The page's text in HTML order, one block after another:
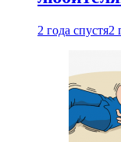
2 года спустя2